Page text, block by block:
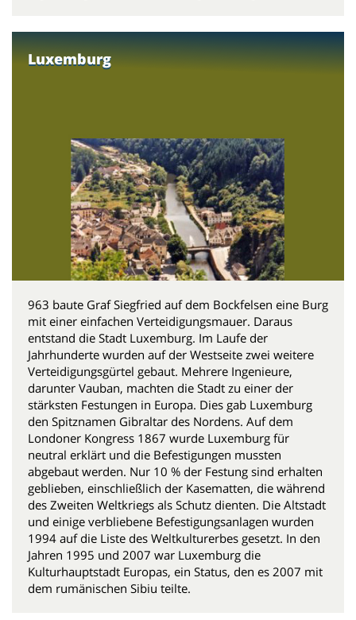
Luxemburg
963 baute Graf Siegfried auf dem Bockfelsen eine Burg
mit einer einfachen Verteidigungsmauer. Daraus
entstand die Stadt Luxemburg. Im Laufe der
Jahrhunderte wurden auf der Westseite zwei weitere
Verteidigungsgürtel gebaut. Mehrere Ingenieure,
darunter Vauban, machten die Stadt zu einer der
stärksten Festungen in Europa. Dies gab Luxemburg
den Spitznamen Gibraltar des Nordens. Auf dem
Londoner Kongress 1867 wurde Luxemburg für
neutral erklärt und die Befestigungen mussten
abgebaut werden. Nur 10 % der Festung sind erhalten
geblieben, einschließlich der Kasematten, die während
des Zweiten Weltkriegs als Schutz dienten. Die Altstadt
und einige verbliebene Befestigungsanlagen wurden
1994 auf die Liste des Weltkulturerbes gesetzt. In den
Jahren 1995 und 2007 war Luxemburg die
Kulturhauptstadt Europas, ein Status, den es 2007 mit
dem rumänischen Sibiu teilte.